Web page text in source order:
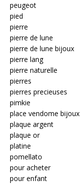
peugeot
pied
pierre
pierre de lune
pierre de lune bijoux
pierre lang
pierre naturelle
pierres
pierres precieuses
pimkie
place vendome bijoux
plaque argent
plaque or
platine
pomellato
pour acheter
pour enfant